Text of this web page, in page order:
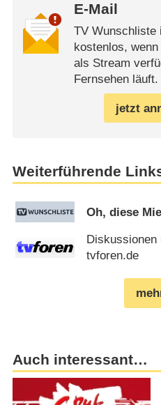
E-Mail
TV Wunschliste
kostenlos, wenn
als Stream
Fernsehen läuft.
jetzt
Weiterführende
Oh, diese
Diskussionen
tvforen.de
Auch interessant…